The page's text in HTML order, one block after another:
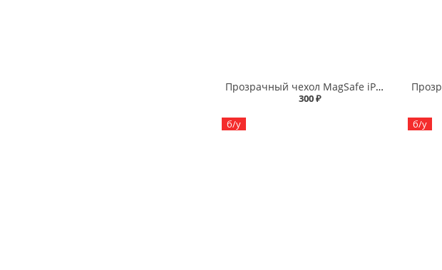
Прозрачный чехол MagSafe iPhone 14 Plus
300 ₽
б/у
б/у